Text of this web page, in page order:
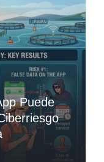
Puede